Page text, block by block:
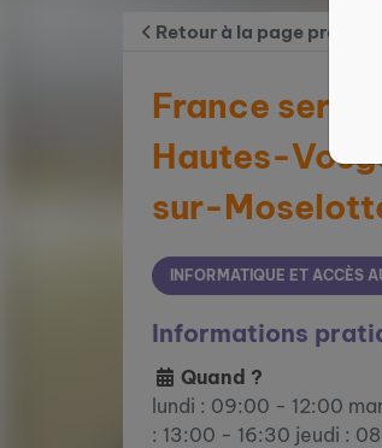
Retour à la page
France
Hautes-
sur-
INFORMATIQUE ET ACCÈS
Informations
Quand ?
lundi : 09:00 - 12:00
: 13:00 - 16:30 jeudi :